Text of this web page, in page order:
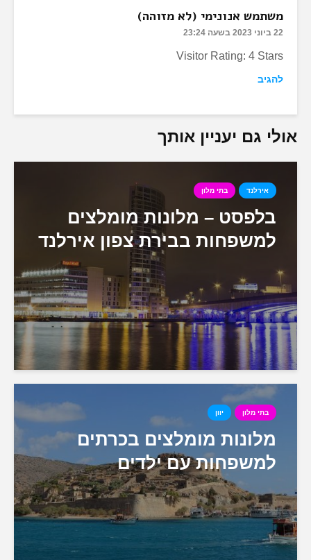
משתמש אנונימי (לא מזוהה)
22 ביוני 2023 בשעה 23:24
Visitor Rating: 4 Stars
להגיב
אולי גם יעניין אותך
אירלנד בתי מלון
בלפסט – מלונות מומלצים
למשפחות בבירת צפון אירלנד
בתי מלון יוון
מלונות מומלצים בכרתים
למשפחות עם ילדים